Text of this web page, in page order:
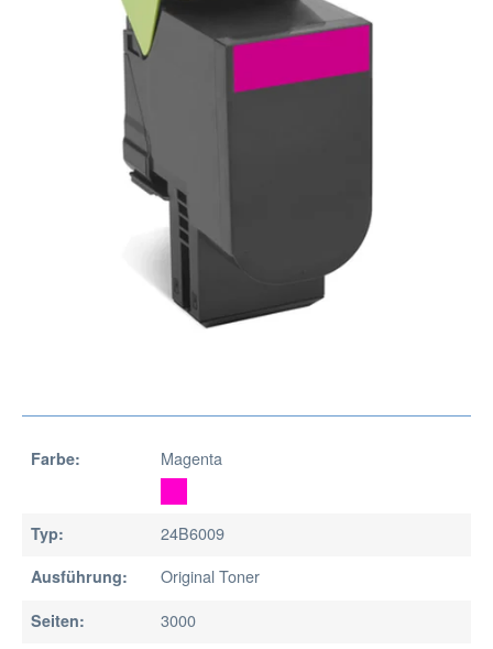
Farbe: Magenta
Typ: 24B6009
Ausführung: Original Toner
Seiten: 3000